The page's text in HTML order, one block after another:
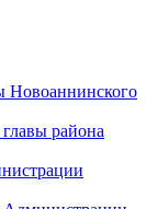
Новоаннинского
района